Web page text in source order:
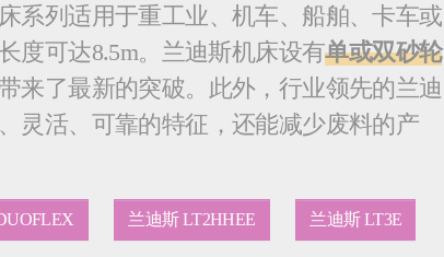
系列适用于重工业、机车、船舶、卡车或
度可达8.5m。兰迪斯机床设有单或双砂轮
来了最新的突破。此外，行业领先的兰迪
灵活、可靠的特征，还能减少废料的产
兰迪斯 LT2HHEE 兰迪斯 LT3E